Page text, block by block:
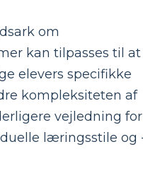
om
kan tilpasses til at
elevers specifikke
kompleksiteten af
vejledning for
læringsstile og